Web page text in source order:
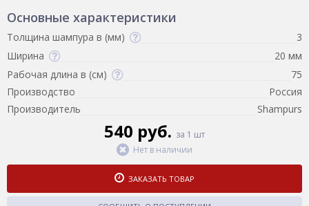
Основные характеристики
Толщина шампура в (мм)
3
Ширина
20 мм
Рабочая длина в (см)
75
Производство
Россия
Производитель
Shampurs
540 руб. за 1 шт
Нет в наличии
ЗАКАЗАТЬ ТОВАР